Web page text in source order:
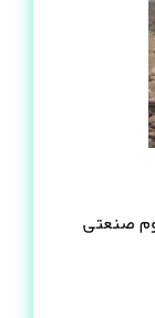
صنعتی